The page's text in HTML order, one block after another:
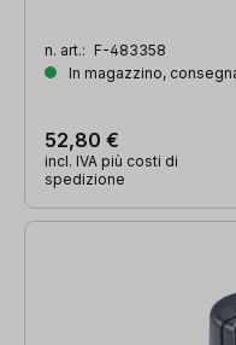
n. art.: F-483358
In magazzino,
52,80 €
incl. IVA più costi di
spedizione